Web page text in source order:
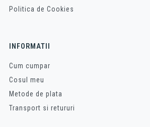
Politica de Cookies
INFORMATII
Cum cumpar
Cosul meu
Metode de plata
Transport si retururi